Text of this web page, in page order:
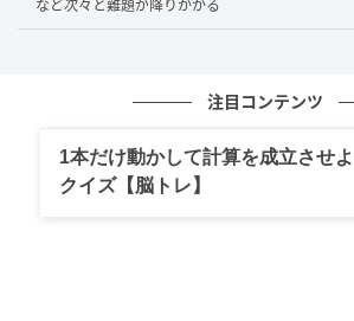
ものを受けてきました（笑）。そこ
かなと思うので、楽しみにしていた
うか。家族のような温かさがある現
ら毎年（正直不動産の）撮影をして
など次々と難題が降りかかる
注目コンテンツ
1本だけ動かして計算を成立させ
クイズ【脳トレ】